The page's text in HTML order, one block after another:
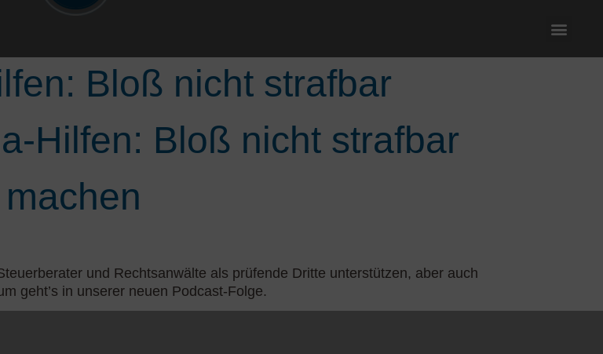
Bloß nicht strafbar
Hilfen: Bloß nicht strafbar
machen
und Rechtsanwälte als prüfende Dritte unterstützen, aber auch
geht’s in unserer neuen Podcast-Folge.